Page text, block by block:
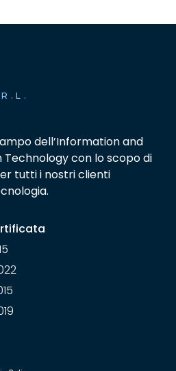
dell’Information and
con lo scopo di
tutti i nostri clienti